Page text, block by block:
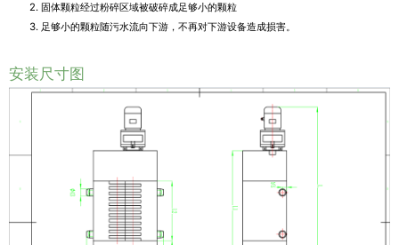
2. 固体颗粒经过粉碎区域被破碎成足够小的颗粒
3. 足够小的颗粒随污水流向下游，不再对下游设备造成损害。
安装尺寸图